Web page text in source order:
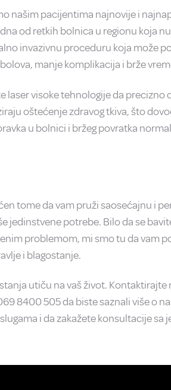
našim pacijentima najnovije i
od retkih bolnica u regionu koja
invazivnu proceduru koja može
manje komplikacija i brže
laser visoke tehnologije da precizno
oštećenje zdravog tkiva, što
u bolnici i bržeg povratka
tome da vam pruži saosećajnu i
jedinstvene potrebe. Bilo da se
problemom, mi smo tu da vam
i blagostanje.
utiču na vaš život. Kontaktirajte
8400 505da biste saznali više o
i da zakažete konsultacije sa